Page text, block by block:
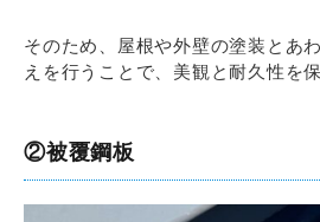
そのため、屋根や外壁の塗装とあ
えを行うことで、美観と耐久性を保
②被覆鋼板